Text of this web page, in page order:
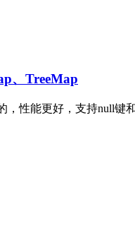
、TreeMap
，性能更好，支持null